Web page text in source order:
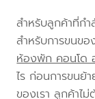
สำหรับลูกค้าที่ก
สำหรับการขนข
ห้องพัก คอนโด
ไร ก่อนการขนย้
ของเรา ลูกค้าไ